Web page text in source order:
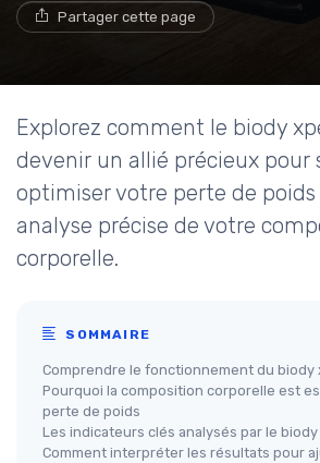
Partager cette page
Explorez comment le biody
devenir un allié précieux pour
optimiser votre perte de poids
analyse précise de votre
corporelle.
SOMMAIRE
Comprendre le fonctionnement du biody
Pourquoi la composition corporelle est
perte de poids
Les indicateurs clés analysés par le
Comment interpréter les résultats pour